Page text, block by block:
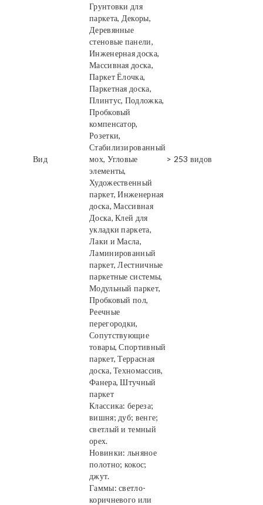
Вид
Грунтовки для
паркета, Декоры,
Деревянные
стеновые панели,
Инженерная доска,
Массивная доска,
Паркет Ёлочка,
Паркетная доска,
Плинтус, Подложка,
Пробковый
компенсатор,
Розетки,
Стабилизированный
мох, Угловые
элементы,
Художественный
паркет, Инженерная
доска, Массивная
Доска, Клей для
укладки паркета,
Лаки и Масла,
Ламинированный
паркет, Лестничные
паркетные системы,
Модульный паркет,
Пробковый пол,
Реечные
перегородки,
Сопутствующие
товары, Спортивный
паркет, Террасная
доска, Техномассив,
Фанера, Штучный
паркет
> 253 видов
Классика: береза;
вишня; дуб; венге;
светлый и темный
орех.
Новинки: льняное
полотно; кокос;
джут.
Гаммы: светло-
коричневого или